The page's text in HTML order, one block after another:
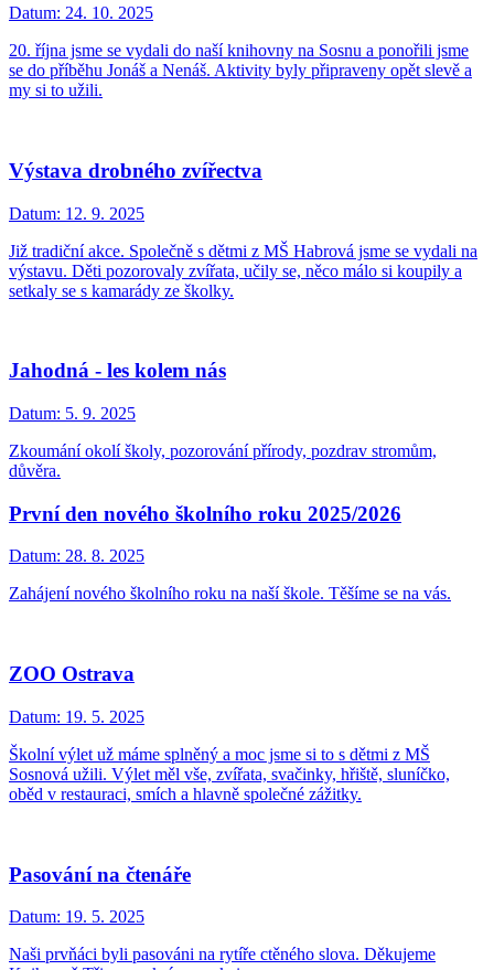
Datum: 24. 10. 2025
20. října jsme se vydali do naší knihovny na Sosnu a ponořili jsme
se do příběhu Jonáš a Nenáš. Aktivity byly připraveny opět slevě a
my si to užili.
Výstava drobného zvířectva
Datum: 12. 9. 2025
Již tradiční akce. Společně s dětmi z MŠ Habrová jsme se vydali na
výstavu. Děti pozorovaly zvířata, učily se, něco málo si koupily a
setkaly se s kamarády ze školky.
Jahodná - les kolem nás
Datum: 5. 9. 2025
Zkoumání okolí školy, pozorování přírody, pozdrav stromům,
důvěra.
První den nového školního roku 2025/2026
Datum: 28. 8. 2025
Zahájení nového školního roku na naší škole. Těšíme se na vás.
ZOO Ostrava
Datum: 19. 5. 2025
Školní výlet už máme splněný a moc jsme si to s dětmi z MŠ
Sosnová užili. Výlet měl vše, zvířata, svačinky, hřiště, sluníčko,
oběd v restauraci, smích a hlavně společné zážitky.
Pasování na čtenáře
Datum: 19. 5. 2025
Naši prvňáci byli pasováni na rytíře ctěného slova. Děkujeme